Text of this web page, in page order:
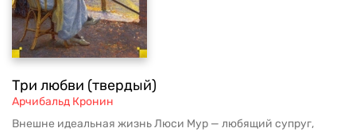
Три любви (твердый)
Арчибальд Кронин
Внешне идеальная жизнь Люси Мур — любящий супруг,